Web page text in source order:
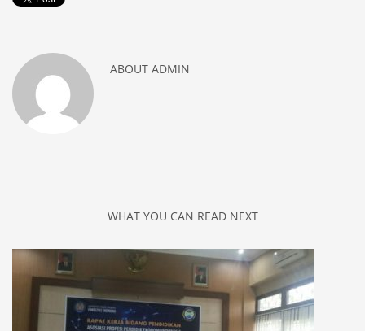
ABOUT ADMIN
WHAT YOU CAN READ NEXT